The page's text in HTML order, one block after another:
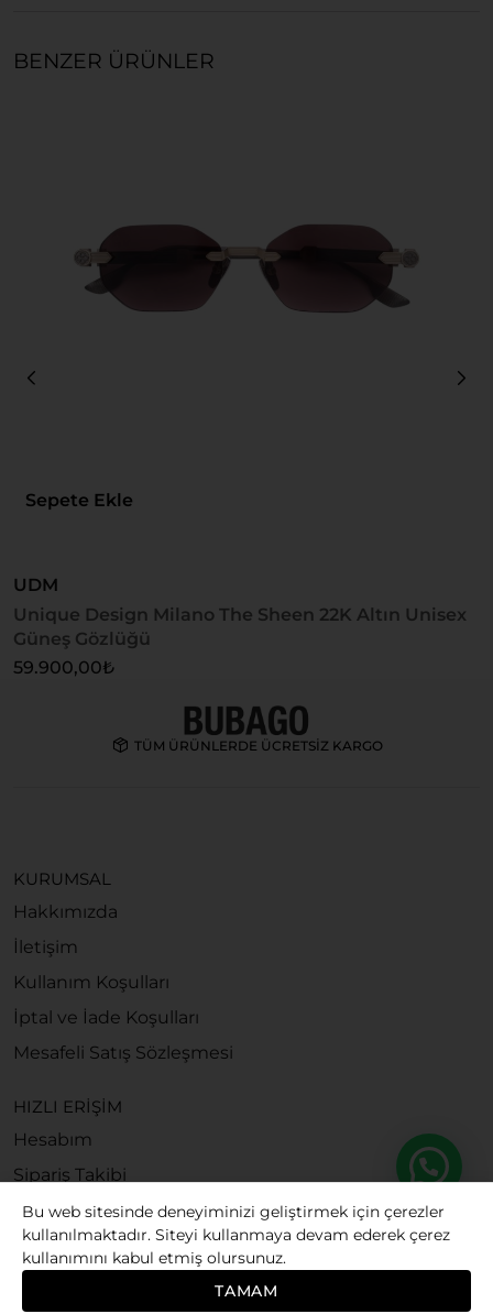
BENZER ÜRÜNLER
Sepete Ekle
UDM
Unique Design Milano The Sheen 22K Altın Unisex
Güneş Gözlüğü
59.900,00₺
TÜM ÜRÜNLERDE ÜCRETSİZ KARGO
KURUMSAL
Hakkımızda
İletişim
Kullanım Koşulları
İptal ve İade Koşulları
Mesafeli Satış Sözleşmesi
HIZLI ERİŞİM
Hesabım
Sipariş Takibi
© 2026
Bu web sitesinde deneyiminizi geliştirmek için çerezler
kullanılmaktadır. Siteyi kullanmaya devam ederek çerez
kullanımını kabul etmiş olursunuz.
TAMAM